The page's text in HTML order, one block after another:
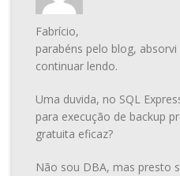
Fabrício,
parabéns pelo blog,
continuar lendo.
Uma duvida, no SQL
para execução de backup
gratuita eficaz?
Não sou DBA, mas presto